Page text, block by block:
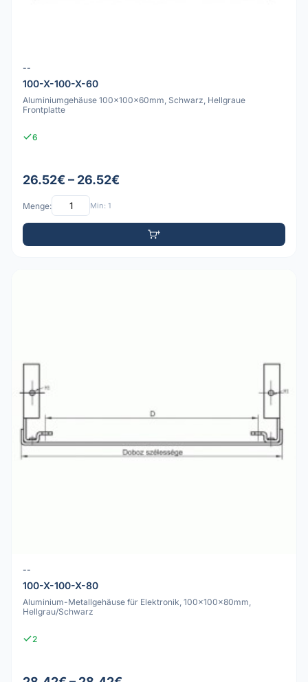
--
100-X-100-X-60
Aluminiumgehäuse 100x100x60mm, Schwarz, Hellgraue
Frontplatte
6
26.52€ – 26.52€
Menge: Min: 1
--
100-X-100-X-80
Aluminium-Metallgehäuse für Elektronik, 100x100x80mm,
Hellgrau/Schwarz
2